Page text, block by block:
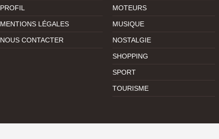
PROFIL
MENTIONS LÉGALES
NOUS CONTACTER
MOTEURS
MUSIQUE
NOSTALGIE
SHOPPING
SPORT
TOURISME